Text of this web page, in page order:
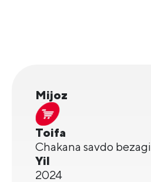
Mijoz
Toifa
Chakana savdo bezagi
Yil
2024